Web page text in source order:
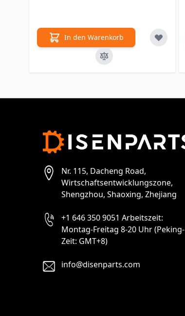
In den Warenkorb
Nr. 115, Dacheng Road,
Wirtschaftsentwicklungszone,
Shengzhou, Shaoxing, Zhejiang
+1 646 350 9051 Arbeitszeit:
Montag-Freitag 8-20 Uhr (Peking-
Zeit: GMT+8)
info@disenparts.com